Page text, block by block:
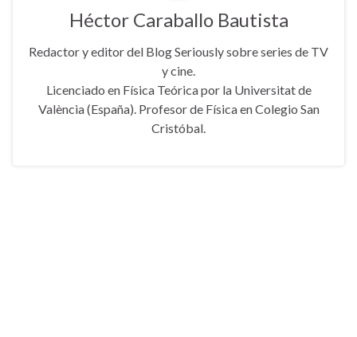
Héctor Caraballo Bautista
Redactor y editor del Blog Seriously sobre series de TV
y cine.
Licenciado en Física Teórica por la Universitat de
València (España). Profesor de Física en Colegio San
Cristóbal.